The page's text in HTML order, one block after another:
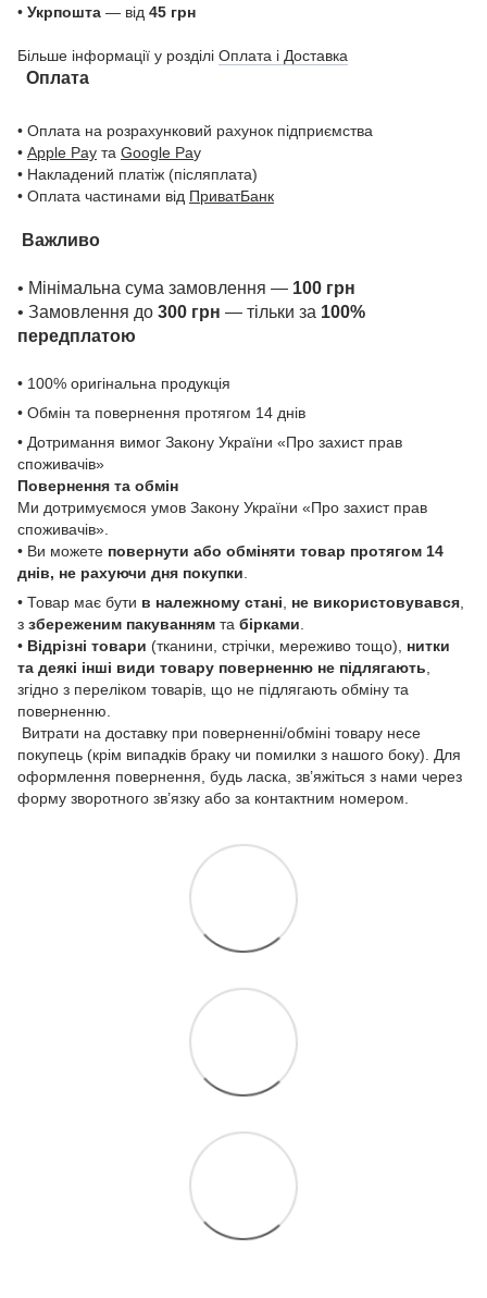
• Укрпошта — від 45 грн
Більше інформації у розділі Оплата і Доставка
Оплата
• Оплата на розрахунковий рахунок підприємства
• Apple Pay та Google Pay
• Накладений платіж (післяплата)
• Оплата частинами від ПриватБанк
Важливо
• Мінімальна сума замовлення — 100 грн
• Замовлення до 300 грн — тільки за 100%
передплатою
• 100% оригінальна продукція
• Обмін та повернення протягом 14 днів
• Дотримання вимог Закону України «Про захист прав
споживачів»
Повернення та обмін
Ми дотримуємося умов Закону України «Про захист прав
споживачів».
• Ви можете повернути або обміняти товар протягом 14
днів, не рахуючи дня покупки
• Товар має бути в належному стані не використовувався
з збереженим пакуванням та бірками
• Відрізні товари (тканини, стрічки, мереживо тощо), нитки
та деякі інші види товару поверненню не підлягають
згідно з переліком товарів, що не підлягають обміну та
поверненню.
Витрати на доставку при поверненні/обміні товару несе
покупець (крім випадків браку чи помилки з нашого боку). Для
оформлення повернення, будь ласка, зв’яжіться з нами через
форму зворотного зв’язку або за контактним номером.